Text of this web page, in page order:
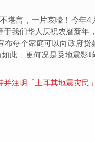
堪言，一片哀嚎！今年4
我们华人庆祝农曆新年
布每个家庭可以向政府贷
此，更何况是受地震影
注明「土耳其地震灾民